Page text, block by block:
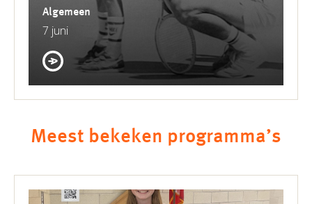
Algemeen
7 juni
Meest bekeken programma’s